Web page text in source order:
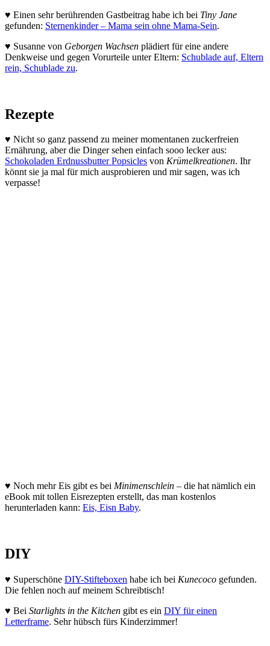
♥ Einen sehr berührenden Gastbeitrag habe ich bei Tiny Jane
gefunden: Sternenkinder – Mama sein ohne Mama-Sein.
♥ Susanne von Geborgen Wachsen plädiert für eine andere
Denkweise und gegen Vorurteile unter Eltern: Schublade auf, Eltern
rein, Schublade zu.
Rezepte
♥ Nicht so ganz passend zu meiner momentanen zuckerfreien
Ernährung, aber die Dinger sehen einfach sooo lecker aus:
Schokoladen Erdnussbutter Popsicles von Krümelkreationen. Ihr
könnt sie ja mal für mich ausprobieren und mir sagen, was ich
verpasse!
♥ Noch mehr Eis gibt es bei Minimenschlein – die hat nämlich ein
eBook mit tollen Eisrezepten erstellt, das man kostenlos
herunterladen kann: Eis, Eisn Baby.
DIY
♥ Superschöne DIY-Stifteboxen habe ich bei Kunecoco gefunden.
Die fehlen noch auf meinem Schreibtisch!
♥ Bei Starlights in the Kitchen gibt es ein DIY für einen
Letterframe. Sehr hübsch fürs Kinderzimmer!